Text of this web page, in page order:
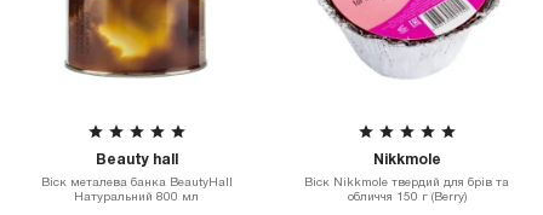
Beauty hall
Віск металева банка BeautyHall
Натуральний 800 мл
Nikkmole
Віск Nikkmole твердий для брів та
обличчя 150 г (Berry)